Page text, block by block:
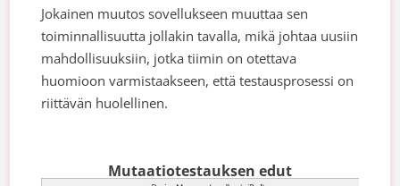
Jokainen muutos sovellukseen muuttaa sen
toiminnallisuutta jollakin tavalla, mikä johtaa uusiin
mahdollisuuksiin, jotka tiimin on otettava
huomioon varmistaakseen, että testausprosessi on
riittävän huolellinen.
Mutaatiotestauksen edut